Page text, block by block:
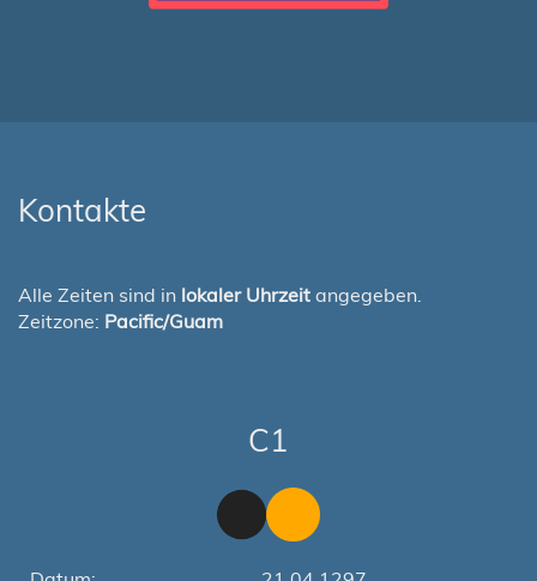
Kontakte
Alle Zeiten sind in lokaler Uhrzeit angegeben.
Zeitzone: Pacific/Guam
C1